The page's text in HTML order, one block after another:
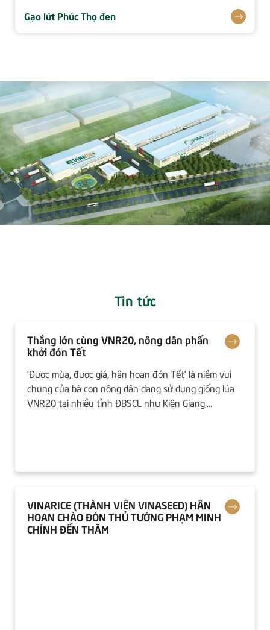
Gạo lứt Phúc Thọ đen
Tin tức
Thắng lớn cùng VNR20, nông dân phấn
khởi đón Tết
‘Được mùa, được giá, hân hoan đón Tết’ là niềm vui
chung của bà con nông dân dang sử dụng giống lúa
VNR20 tại nhiều tỉnh ĐBSCL như Kiên Giang,...
VINARICE (THÀNH VIÊN VINASEED) HÂN
HOAN CHÀO ĐÓN THỦ TƯỚNG PHẠM MINH
CHÍNH ĐẾN THĂM